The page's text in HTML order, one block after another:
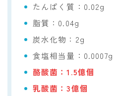
たんぱく質：0.02g
脂質：0.04g
炭水化物：2g
食塩相当量：0.0007g
酪酸菌：1.5億個
乳酸菌：3億個